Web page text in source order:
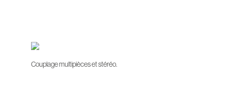
Couplage multipièces et stéréo.